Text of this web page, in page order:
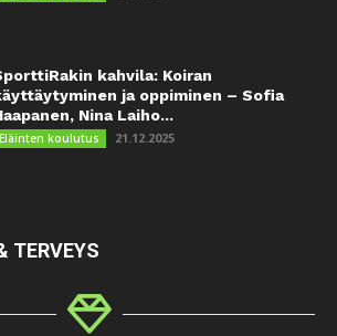
kahvila: Koiran
ja oppiminen – Sofia
Nina Laiho...
Eläinten koulutus 21.12.2025
TERVEYS